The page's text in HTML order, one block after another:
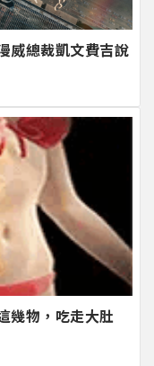
威總裁凱文費吉說
幾物，吃走大肚